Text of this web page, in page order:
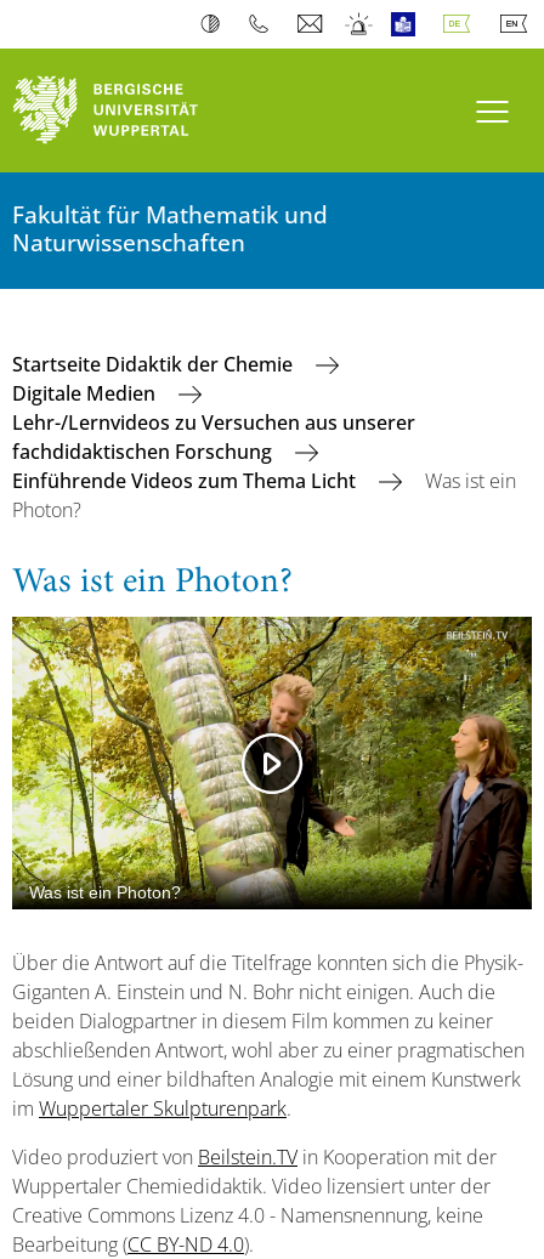
Fakultät für Mathematik und
Naturwissenschaften
Startseite Didaktik der Chemie
Digitale Medien
Lehr-/Lernvideos zu Versuchen aus unserer
fachdidaktischen Forschung
Einführende Videos zum Thema Licht
Was ist ein
Photon?
Was ist ein Photon?
Über die Antwort auf die Titelfrage konnten sich die Physik-
Giganten A. Einstein und N. Bohr nicht einigen. Auch die
beiden Dialogpartner in diesem Film kommen zu keiner
abschließenden Antwort, wohl aber zu einer pragmatischen
Lösung und einer bildhaften Analogie mit einem Kunstwerk
im Wuppertaler Skulpturenpark.
Video produziert von Beilstein.TV in Kooperation mit der
Wuppertaler Chemiedidaktik. Video lizensiert unter der
Creative Commons Lizenz 4.0 - Namensnennung, keine
Bearbeitung (CC BY-ND 4.0).